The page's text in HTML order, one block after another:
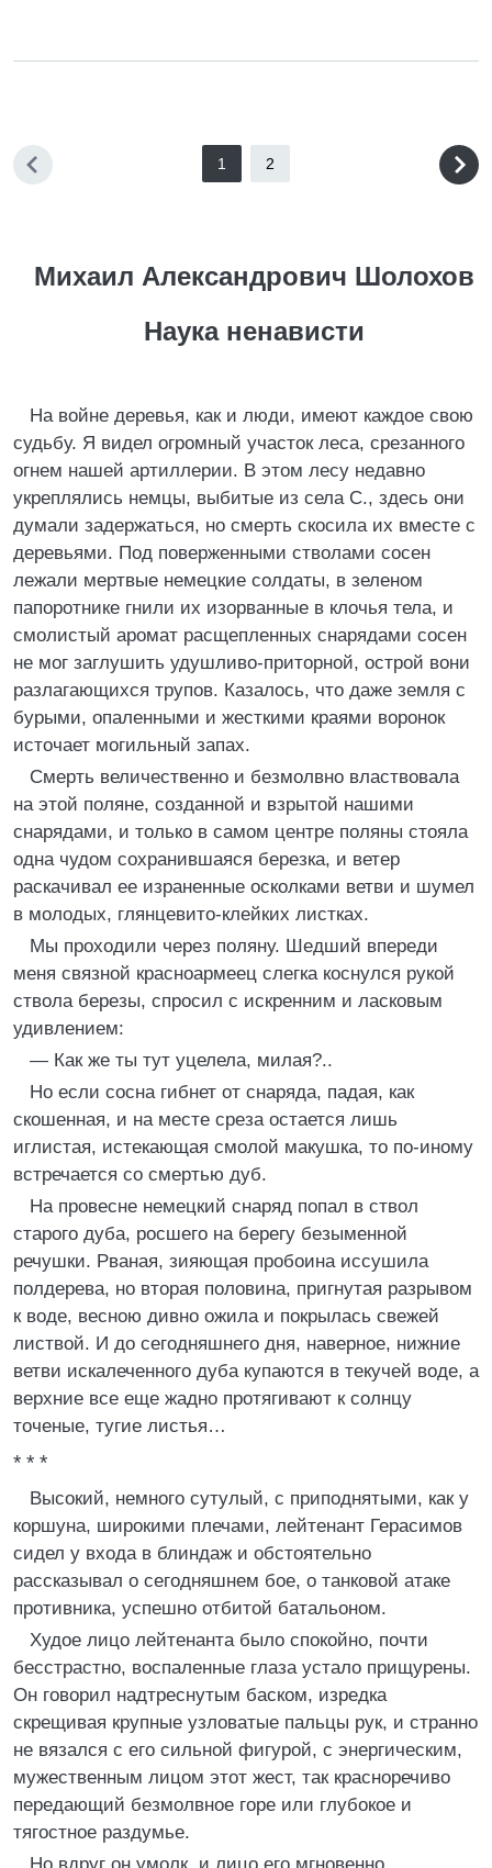
1 2
Михаил Александрович Шолохов
Наука ненависти
На войне деревья, как и люди, имеют каждое свою
судьбу. Я видел огромный участок леса, срезанного
огнем нашей артиллерии. В этом лесу недавно
укреплялись немцы, выбитые из села С., здесь они
думали задержаться, но смерть скосила их вместе с
деревьями. Под поверженными стволами сосен
лежали мертвые немецкие солдаты, в зеленом
папоротнике гнили их изорванные в клочья тела, и
смолистый аромат расщепленных снарядами сосен
не мог заглушить удушливо-приторной, острой вони
разлагающихся трупов. Казалось, что даже земля с
бурыми, опаленными и жесткими краями воронок
источает могильный запах.
Смерть величественно и безмолвно властвовала
на этой поляне, созданной и взрытой нашими
снарядами, и только в самом центре поляны стояла
одна чудом сохранившаяся березка, и ветер
раскачивал ее израненные осколками ветви и шумел
в молодых, глянцевито-клейких листках.
Мы проходили через поляну. Шедший впереди
меня связной красноармеец слегка коснулся рукой
ствола березы, спросил с искренним и ласковым
удивлением:
— Как же ты тут уцелела, милая?..
Но если сосна гибнет от снаряда, падая, как
скошенная, и на месте среза остается лишь
иглистая, истекающая смолой макушка, то по-иному
встречается со смертью дуб.
На провесне немецкий снаряд попал в ствол
старого дуба, росшего на берегу безыменной
речушки. Рваная, зияющая пробоина иссушила
полдерева, но вторая половина, пригнутая разрывом
к воде, весною дивно ожила и покрылась свежей
листвой. И до сегодняшнего дня, наверное, нижние
ветви искалеченного дуба купаются в текучей воде, а
верхние все еще жадно протягивают к солнцу
точеные, тугие листья…
* * *
Высокий, немного сутулый, с приподнятыми, как у
коршуна, широкими плечами, лейтенант Герасимов
сидел у входа в блиндаж и обстоятельно
рассказывал о сегодняшнем бое, о танковой атаке
противника, успешно отбитой батальоном.
Худое лицо лейтенанта было спокойно, почти
бесстрастно, воспаленные глаза устало прищурены.
Он говорил надтреснутым баском, изредка
скрещивая крупные узловатые пальцы рук, и странно
не вязался с его сильной фигурой, с энергическим,
мужественным лицом этот жест, так красноречиво
передающий безмолвное горе или глубокое и
тягостное раздумье.